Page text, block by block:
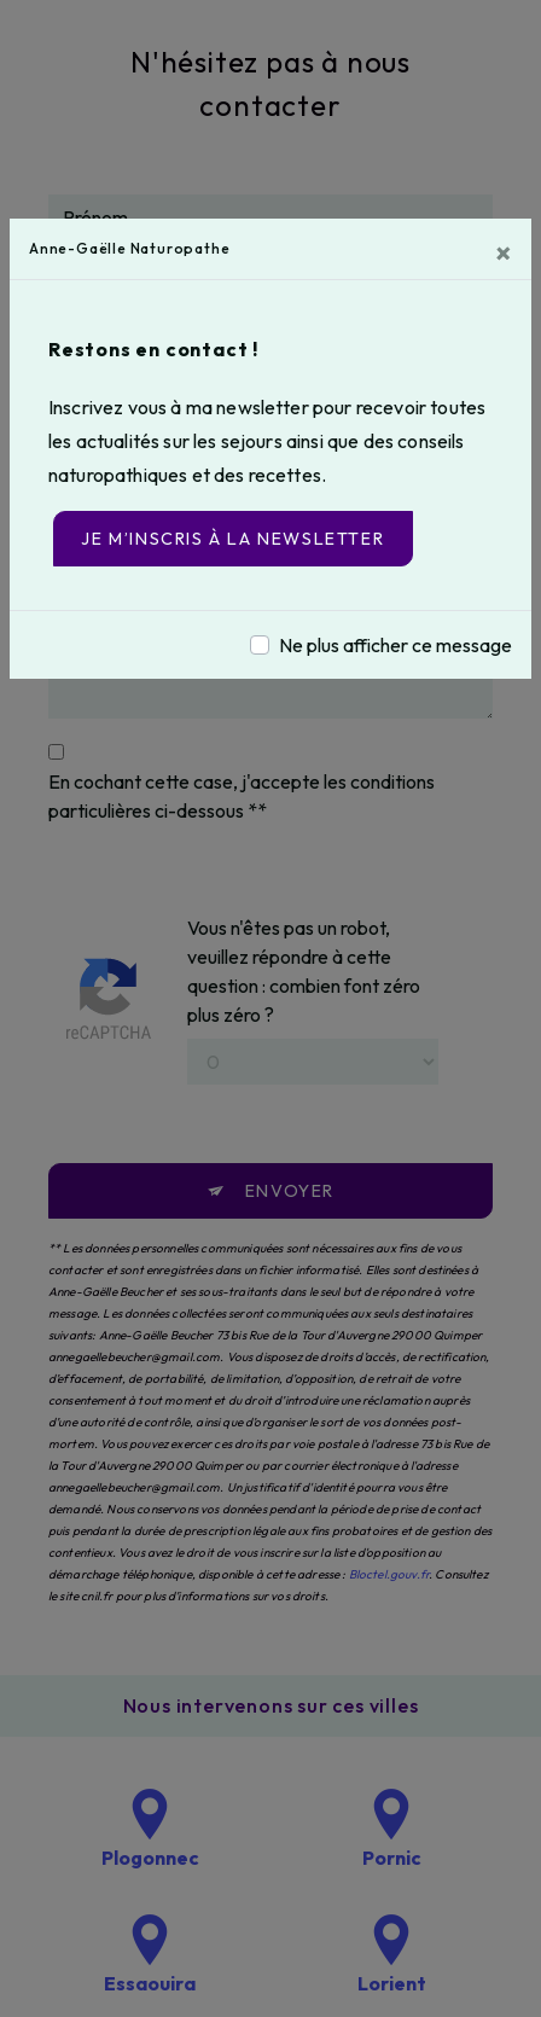
Anne-Gaëlle Naturopathe ×
Restons en contact !
Inscrivez vous à ma newsletter pour recevoir toutes
les actualités sur les sejours ainsi que des conseils
naturopathiques et des recettes.
JE M’INSCRIS À LA NEWSLETTER
Ne plus afficher ce message
N'hésitez pas à nous
contacter
En cochant cette case, j'accepte les conditions
particulières ci-dessous **
Vous n'êtes pas un robot,
veuillez répondre à cette
question : combien font zéro
plus zéro ?
ENVOYER
** Les données personnelles communiquées sont nécessaires aux fins de vous
contacter et sont enregistrées dans un fichier informatisé. Elles sont destinées à
Anne-Gaëlle Beucher et ses sous-traitants dans le seul but de répondre à votre
message. Les données collectées seront communiquées aux seuls destinataires
suivants: Anne-Gaëlle Beucher 73 bis Rue de la Tour d'Auvergne 29000 Quimper
annegaellebeucher@gmail.com. Vous disposez de droits d’accès, de rectification,
d’effacement, de portabilité, de limitation, d’opposition, de retrait de votre
consentement à tout moment et du droit d’introduire une réclamation auprès
d’une autorité de contrôle, ainsi que d’organiser le sort de vos données post-
mortem. Vous pouvez exercer ces droits par voie postale à l'adresse 73 bis Rue de
la Tour d'Auvergne 29000 Quimper ou par courrier électronique à l'adresse
annegaellebeucher@gmail.com. Un justificatif d'identité pourra vous être
demandé. Nous conservons vos données pendant la période de prise de contact
puis pendant la durée de prescription légale aux fins probatoires et de gestion des
contentieux. Vous avez le droit de vous inscrire sur la liste d'opposition au
démarchage téléphonique, disponible à cette adresse : Bloctel.gouv.fr. Consultez
le site cnil.fr pour plus d’informations sur vos droits.
Nous intervenons sur ces villes
Plogonnec Pornic
Essaouira Lorient